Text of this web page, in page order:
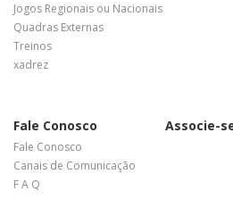
Jogos Regionais ou Nacionais
Quadras Externas
Treinos
xadrez
Fale Conosco
Fale Conosco
Canais de Comunicação
F A Q
Associe-